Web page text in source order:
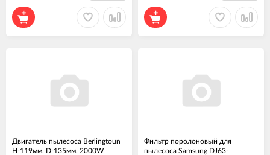
Двигатель пылесоса Berlingtoun
H-119мм, D-135мм, 2000W
Фильтр поролоновый для
пылесоса Samsung DJ63-